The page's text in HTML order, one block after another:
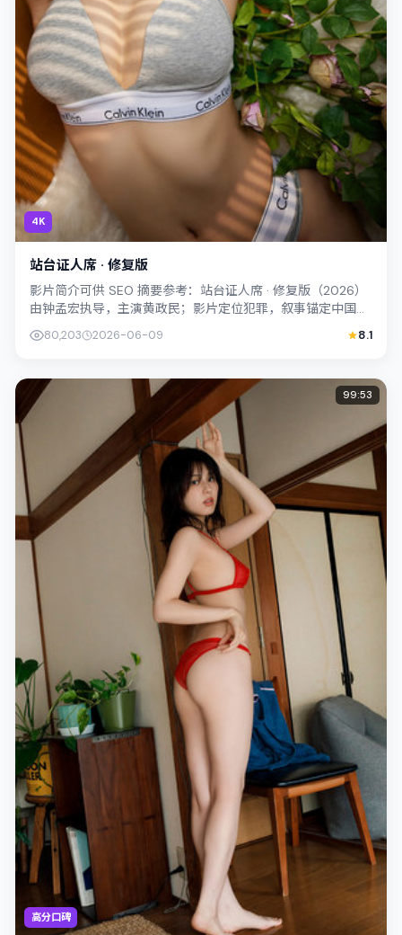
4K
站台证人席 · 修复版
影片简介可供 SEO 摘要参考：站台证人席 · 修复版（2026）
由钟孟宏执导，主演黄政民；影片定位犯罪，叙事锚定中国香
港的社会议题与个体命运，...
80,203 2026-06-09 8.1
高分口碑
99:53